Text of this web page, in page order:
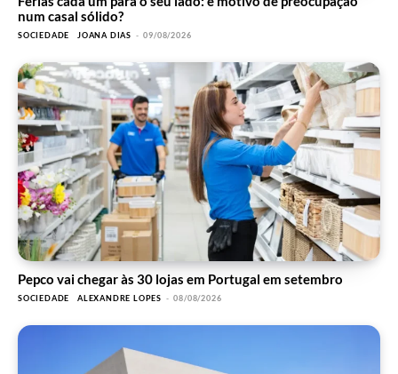
num casal sólido?
SOCIEDADE JOANA DIAS - 09/08/2026
Pepco vai chegar às 30 lojas em Portugal em setembro
SOCIEDADE ALEXANDRE LOPES - 08/08/2026